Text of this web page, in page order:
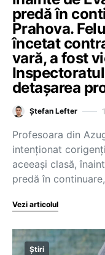
predă în
Prahova.
încetat
vară, a fost
detașarea
Ștefan Lefter
Profesoara din
intenționat
aceeași clasă,
predă în
Vezi articolul
Știri